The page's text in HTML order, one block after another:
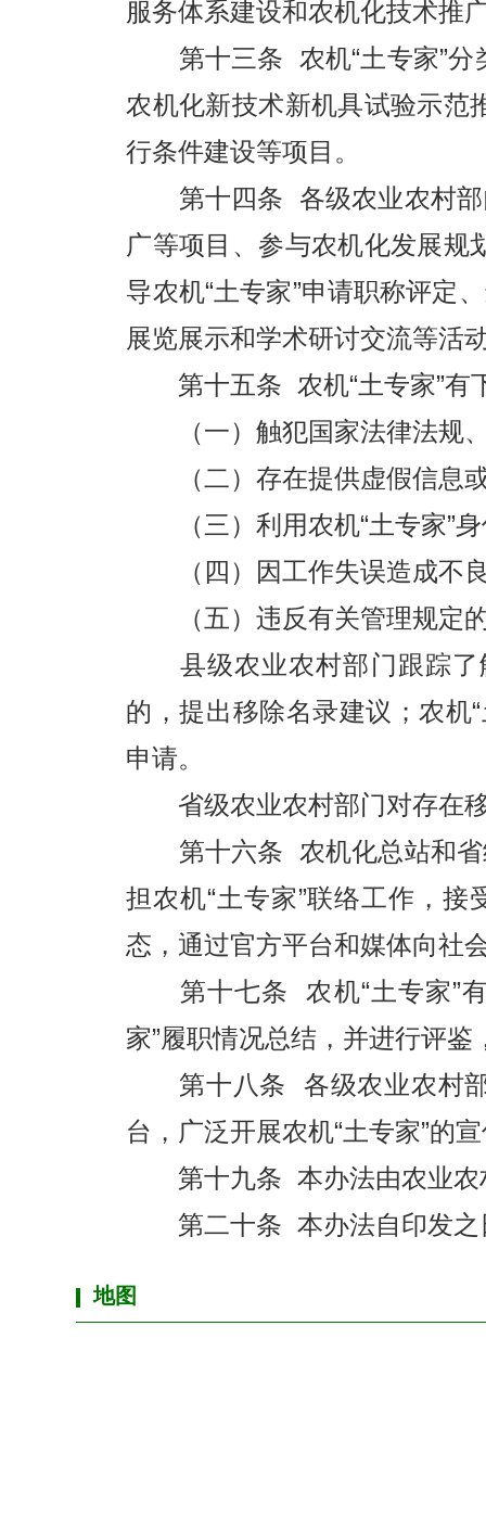
服务体系建设和农机化技术推
第十三条 农机“土专家”分
农机化新技术新机具试验示范
行条件建设等项目。
第十四条 各级农业农村部
广等项目、参与农机化发展规
导农机“土专家”申请职称评定
展览展示和学术研讨交流等活
第十五条 农机“土专家”有
（一）触犯国家法律法规、
（二）存在提供虚假信息或
（三）利用农机“土专家”身
（四）因工作失误造成不
（五）违反有关管理规定
县级农业农村部门跟踪了
的，提出移除名录建议；农机
申请。
省级农业农村部门对存在移
第十六条 农机化总站和省
担农机“土专家”联络工作，接
态，通过官方平台和媒体向社
第十七条 农机“土专家”有
家”履职情况总结，并进行评
第十八条 各级农业农村部
台，广泛开展农机“土专家”的
第十九条 本办法由农业农
第二十条 本办法自印发之
地图